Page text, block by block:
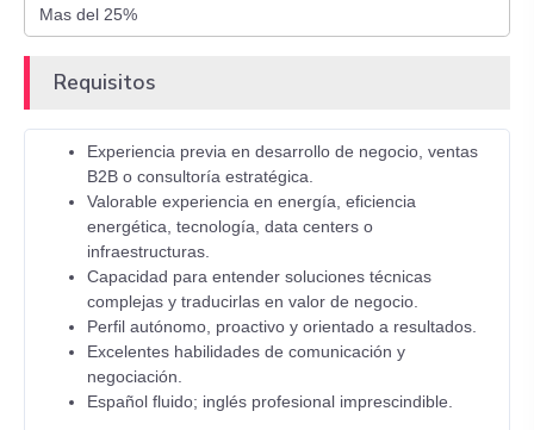
Requisitos
Experiencia previa en desarrollo de negocio, ventas
B2B o consultoría estratégica.
Valorable experiencia en energía, eficiencia
energética, tecnología, data centers o
infraestructuras.
Capacidad para entender soluciones técnicas
complejas y traducirlas en valor de negocio.
Perfil autónomo, proactivo y orientado a resultados.
Excelentes habilidades de comunicación y
negociación.
Español fluido; inglés profesional imprescindible.